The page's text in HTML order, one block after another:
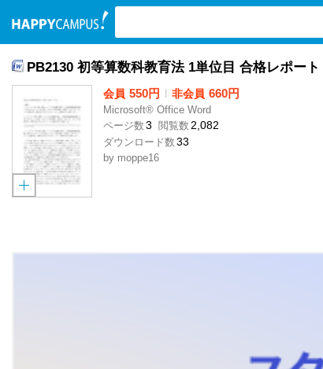
PB2130 初等算数科教育法 1単位目 合格レポート
会員 550円 l 非会員 660円
Microsoft® Office Word
ページ数 3 閲覧数 2,082
ダウンロード数 33
by moppe16